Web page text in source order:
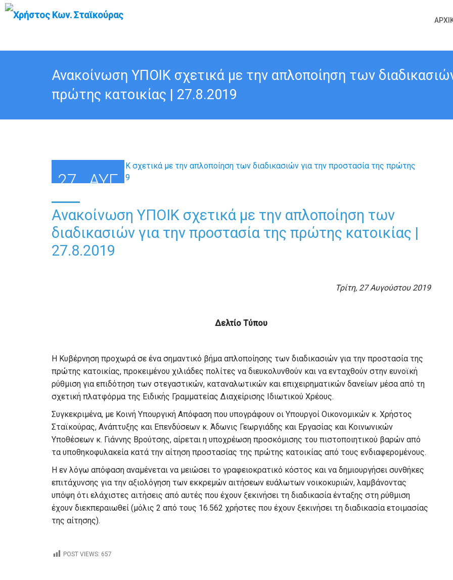
Ανακοίνωση ΥΠΟΙΚ σχετικά με την απλοποίηση των
πρώτης κατοικίας | 27.8.2019
27 ΑΥΓ
Ανακοίνωση ΥΠΟΙΚ σχετικά με την απλοποίηση των
διαδικασιών για την προστασία της πρώτης κατοικίας |
27.8.2019
Τρίτη, 27 Αυγούστου 2019
Δελτίο Τύπου
Η Κυβέρνηση προχωρά σε ένα σημαντικό βήμα απλοποίησης των διαδικασιών για την προστασία της
πρώτης κατοικίας, προκειμένου χιλιάδες πολίτες να διευκολυνθούν και να ενταχθούν στην ευνοϊκή
ρύθμιση για επιδότηση των στεγαστικών, καταναλωτικών και επιχειρηματικών δανείων μέσα από τη
σχετική πλατφόρμα της Ειδικής Γραμματείας Διαχείρισης Ιδιωτικού Χρέους.
Συγκεκριμένα, με Κοινή Υπουργική Απόφαση που υπογράφουν οι Υπουργοί Οικονομικών κ. Χρήστος
Σταϊκούρας, Ανάπτυξης και Επενδύσεων κ. Άδωνις Γεωργιάδης και Εργασίας και Κοινωνικών
Υποθέσεων κ. Γιάννης Βρούτσης, αίρεται η υποχρέωση προσκόμισης του πιστοποιητικού βαρών από
τα υποθηκοφυλακεία κατά την αίτηση προστασίας της πρώτης κατοικίας από τους ενδιαφερομένους.
Η εν λόγω απόφαση αναμένεται να μειώσει το γραφειοκρατικό κόστος και να δημιουργήσει συνθήκες
επιτάχυνσης για την αξιολόγηση των εκκρεμών αιτήσεων ευάλωτων νοικοκυριών, λαμβάνοντας
υπόψη ότι ελάχιστες αιτήσεις από αυτές που έχουν ξεκινήσει τη διαδικασία ένταξης στη ρύθμιση
έχουν διεκπεραιωθεί (μόλις 2 από τους 16.562 χρήστες που έχουν ξεκινήσει τη διαδικασία ετοιμασίας
της αίτησης).
POST VIEWS: 657